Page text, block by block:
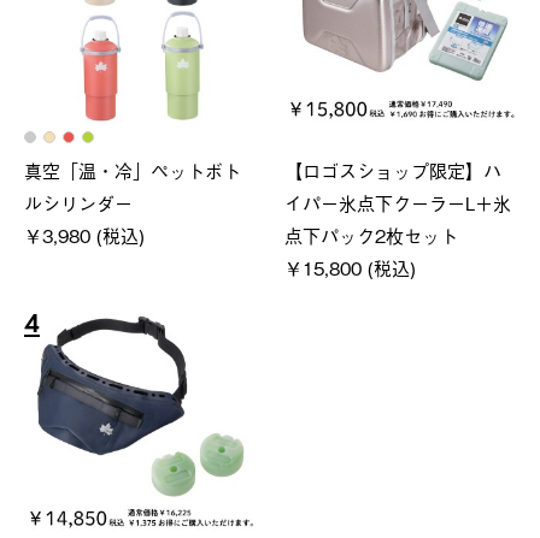
真空「温・冷」ペットボト
ルシリンダー
￥3,980 (税込)
【ロゴスショップ限定】ハ
イパー氷点下クーラーL＋氷
点下パック2枚セット
￥15,800 (税込)
4